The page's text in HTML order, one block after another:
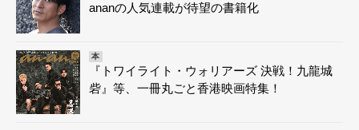
ananの人気連載が待望の書籍化
本
『トワイライト・ウォリアーズ 決戦！九龍城
砦』等、一冊丸ごと香港映画特集！